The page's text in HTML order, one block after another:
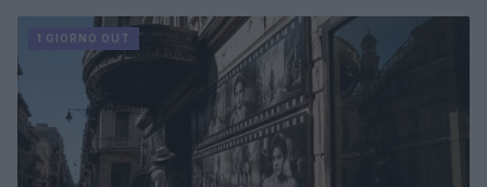
1 GIORNO OUT